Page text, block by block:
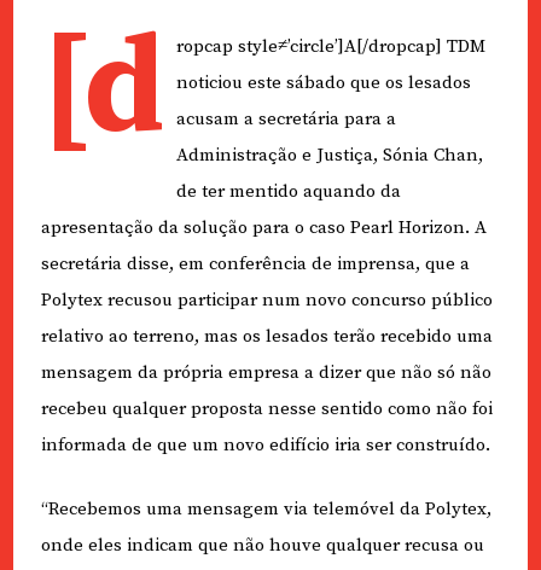
[d
ropcap style≠’circle’]A[/dropcap] TDM
noticiou este sábado que os lesados
acusam a secretária para a
Administração e Justiça, Sónia Chan,
de ter mentido aquando da
apresentação da solução para o caso Pearl Horizon. A
secretária disse, em conferência de imprensa, que a
Polytex recusou participar num novo concurso público
relativo ao terreno, mas os lesados terão recebido uma
mensagem da própria empresa a dizer que não só não
recebeu qualquer proposta nesse sentido como não foi
informada de que um novo edifício iria ser construído.
“Recebemos uma mensagem via telemóvel da Polytex,
onde eles indicam que não houve qualquer recusa ou